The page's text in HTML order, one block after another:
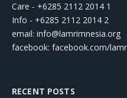
Care - +6285 2112 2014 1
Info - +6285 2112 2014 2
email: info@lamrimnesia.org
facebook: facebook.com/
RECENT POSTS